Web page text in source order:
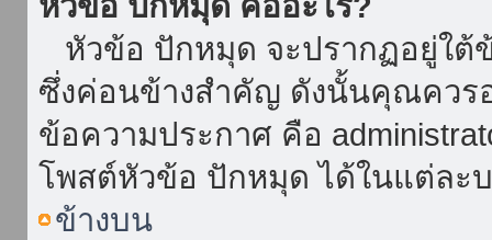
หัวข้อ ปักหมุด จะปรากฏอยู่ใต้
ซึ่งค่อนข้างสำคัญ ดังนั้นคุณควร
ข้อความประกาศ คือ
โพสต์หัวข้อ ปักหมุด ได้ในแต่ละ
ข้างบน